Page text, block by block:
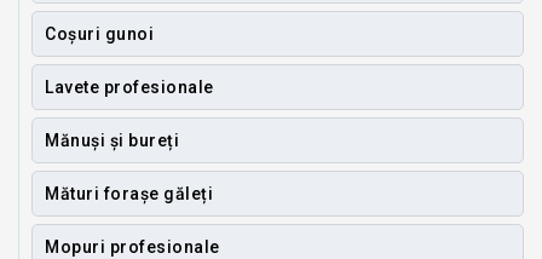
Coșuri gunoi
Lavete profesionale
Mănuși și bureți
Mături forașe găleți
Mopuri profesionale